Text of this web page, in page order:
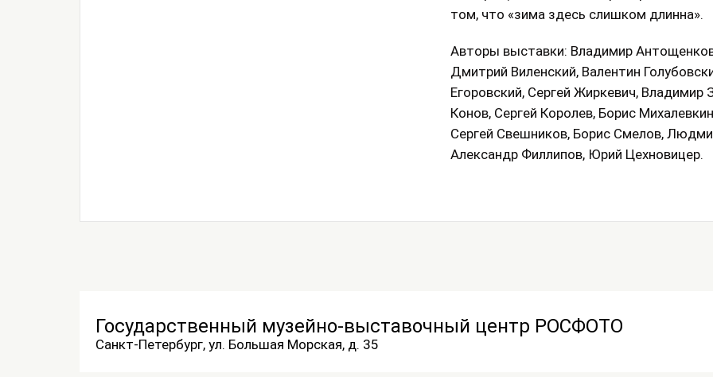
том, что «зима здесь слишком длинна».
Авторы выставки: Владимир
Дмитрий Виленский, Валентин
Егоровский, Сергей Жиркевич, Владимир
Конов, Сергей Королев, Борис
Сергей Свешников, Борис Смелов,
Александр Филлипов, Юрий Цехновицер.
Государственный музейно-выставочный центр РОСФОТО
Санкт-Петербург, ул. Большая Морская, д. 35